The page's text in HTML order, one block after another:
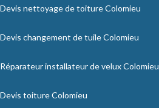
Devis nettoyage de toiture Colomieu
Devis changement de tuile Colomieu
Réparateur installateur de velux Colomieu
Devis toiture Colomieu